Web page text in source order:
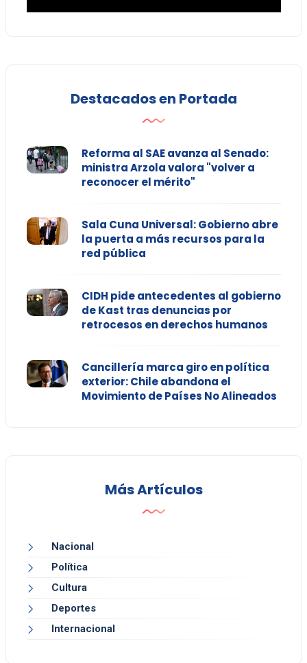
Destacados en Portada
Reforma al SAE avanza al Senado:
ministra Arzola valora "volver a
reconocer el mérito"
Sala Cuna Universal: Gobierno abre
la puerta a más recursos para la
red pública
CIDH pide antecedentes al gobierno
de Kast tras denuncias por
retrocesos en derechos humanos
Cancillería marca giro en política
exterior: Chile abandona el
Movimiento de Países No Alineados
Más Artículos
Nacional
Política
Cultura
Deportes
Internacional